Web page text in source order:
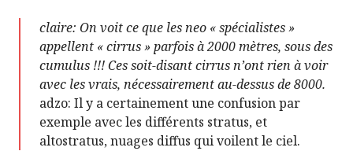
claire: On voit ce que les neo « spécialistes »
appellent « cirrus » parfois à 2000 mètres, sous des
cumulus !!! Ces soit-disant cirrus n’ont rien à voir
avec les vrais, nécessairement au-dessus de 8000.
adzo: Il y a certainement une confusion par
exemple avec les différents stratus, et
altostratus, nuages diffus qui voilent le ciel.